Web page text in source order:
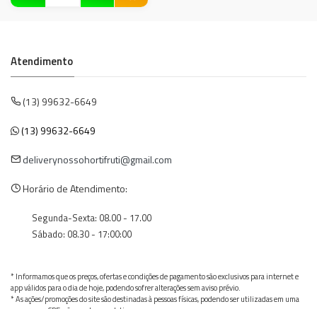
Atendimento
(13) 99632-6649
(13) 99632-6649
deliverynossohortifruti@gmail.com
Horário de Atendimento:
Segunda-Sexta: 08.00 - 17.00
Sábado: 08.30 - 17:00:00
* Informamos que os preços, ofertas e condições de pagamento são exclusivos para internet e
app válidos para o dia de hoje, podendo sofrer alterações sem aviso prévio.
* As ações/promoções do site são destinadas à pessoas físicas, podendo ser utilizadas em uma